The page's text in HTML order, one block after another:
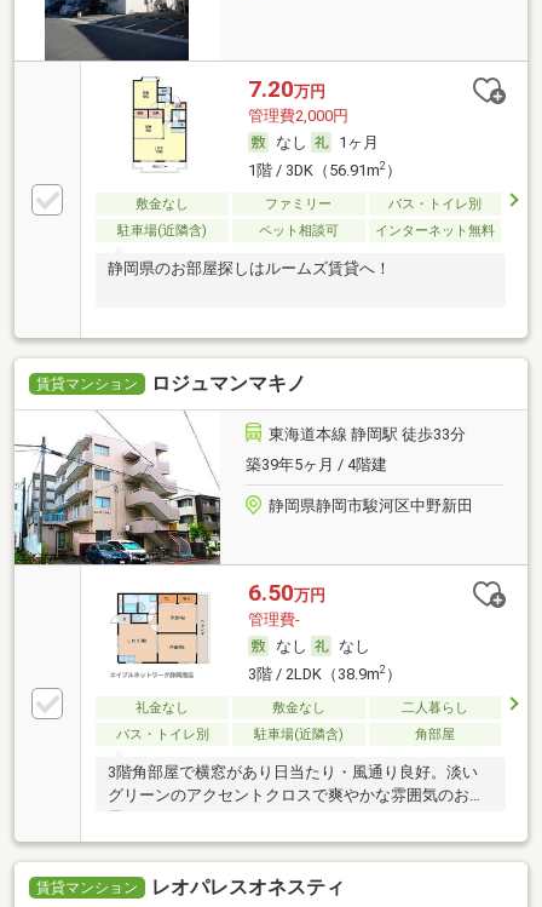
7.20万円
管理費2,000円
なし
1ヶ月
1階 / 3DK（56.91m2）
敷金なし ファミリー
バス・トイレ別
駐車場(近隣含)
ペット相談可 インターネット無料
静岡県のお部屋探しはルームズ賃貸へ！
賃貸マンション ロジュマンマキノ
東海道本線 静岡駅 徒歩33分
築39年5ヶ月 / 4階建
静岡県静岡市駿河区中野新田
6.50万円
管理費-
なし
なし
3階 / 2LDK（38.9m2）
礼金なし 敷金なし
二人暮らし
バス・トイレ別
駐車場(近隣含) 角部屋
3階角部屋で横窓があり日当たり・風通り良好。淡い
グリーンのアクセントクロスで爽やかな雰囲気のお部
賃貸マンション レオパレスオネスティ